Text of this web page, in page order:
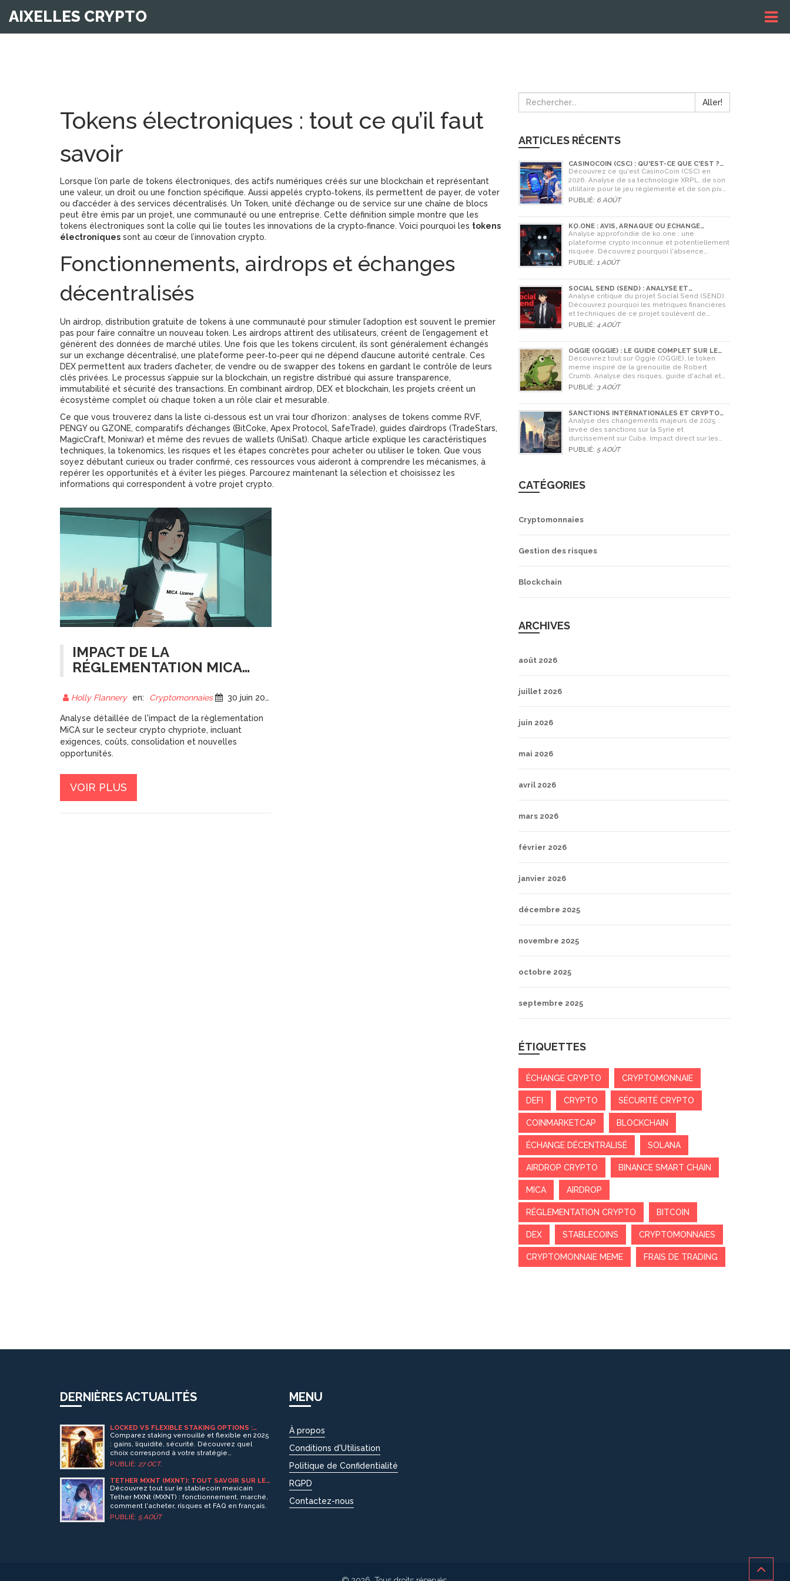
AIXELLES CRYPTO
Tokens électroniques : tout ce qu’il faut
savoir
Lorsque l’on parle de tokens électroniques, des actifs numériques créés sur une blockchain et représentant
une valeur, un droit ou une fonction spécifique. Aussi appelés crypto‑tokens, ils permettent de payer, de voter
ou d’accéder à des services décentralisés. Un Token, unité d’échange ou de service sur une chaîne de blocs
peut être émis par un projet, une communauté ou une entreprise. Cette définition simple montre que les
tokens électroniques sont la colle qui lie toutes les innovations de la crypto‑finance. Voici pourquoi les tokens
électroniques sont au cœur de l’innovation crypto.
Fonctionnements, airdrops et échanges
décentralisés
Un airdrop, distribution gratuite de tokens à une communauté pour stimuler l’adoption est souvent le premier
pas pour faire connaître un nouveau token. Les airdrops attirent des utilisateurs, créent de l’engagement et
génèrent des données de marché utiles. Une fois que les tokens circulent, ils sont généralement échangés
sur un exchange décentralisé, une plateforme peer‑to‑peer qui ne dépend d’aucune autorité centrale. Ces
DEX permettent aux traders d’acheter, de vendre ou de swapper des tokens en gardant le contrôle de leurs
clés privées. Le processus s’appuie sur la blockchain, un registre distribué qui assure transparence,
immutabilité et sécurité des transactions. En combinant airdrop, DEX et blockchain, les projets créent un
écosystème complet où chaque token a un rôle clair et mesurable.
Ce que vous trouverez dans la liste ci‑dessous est un vrai tour d’horizon : analyses de tokens comme RVF,
PENGY ou GZONE, comparatifs d’échanges (BitCoke, Apex Protocol, SafeTrade), guides d’airdrops (TradeStars,
MagicCraft, Moniwar) et même des revues de wallets (UniSat). Chaque article explique les caractéristiques
techniques, la tokenomics, les risques et les étapes concrètes pour acheter ou utiliser le token. Que vous
soyez débutant curieux ou trader confirmé, ces ressources vous aideront à comprendre les mécanismes, à
repérer les opportunités et à éviter les pièges. Parcourez maintenant la sélection et choisissez les
informations qui correspondent à votre projet crypto.
IMPACT DE LA
RÉGLEMENTATION MICA
CRYPTO À CHYPRE
Holly Flannery en: Cryptomonnaies 30 juin 2025
Analyse détaillée de l'impact de la règlementation
MiCA sur le secteur crypto chypriote, incluant
exigences, coûts, consolidation et nouvelles
opportunités.
VOIR PLUS
Aller!
ARTICLES RÉCENTS
CASINOCOIN (CSC) : QU'EST-CE QUE C'EST ?
GUIDE COMPLET, TOKENOMICS ET AVENIR EN
2026
Découvrez ce qu'est CasinoCoin (CSC) en
2026. Analyse de sa technologie XRPL, de son
utilitaire pour le jeu réglementé et de son pivot
stratégique vers LuckyHash.
PUBLIÉ: 6 AOÛT
KO.ONE : AVIS, ARNAQUE OU ÉCHANGE
LÉGITIME ? ANALYSE COMPLÈTE
Analyse approfondie de ko.one : une
plateforme crypto inconnue et potentiellement
risquée. Découvrez pourquoi l'absence
d'information est un danger, comparez avec
PUBLIÉ: 1 AOÛT
SOCIAL SEND (SEND) : ANALYSE ET
AVERTISSEMENTS CRITIQUES POUR 2026
Analyse critique du projet Social Send (SEND).
Découvrez pourquoi les métriques financières
et techniques de ce projet soulèvent de
graves doutes quant à sa légitimité en 2026.
PUBLIÉ: 4 AOÛT
OGGIE (OGGIE) : LE GUIDE COMPLET SUR LE
TOKEN MEME DE LA GRENOUILLE
Découvrez tout sur Oggie (OGGIE), le token
meme inspiré de la grenouille de Robert
Crumb. Analyse des risques, guide d'achat et
comparaison avec Pepe.
PUBLIÉ: 3 AOÛT
SANCTIONS INTERNATIONALES ET CRYPTO
EN SYRIE ET CUBA : L'IMPACT MAJEUR DE 2025
Analyse des changements majeurs de 2025 :
levée des sanctions sur la Syrie et
durcissement sur Cuba. Impact direct sur les
banques, le commerce et l'utilisation des
PUBLIÉ: 5 AOÛT
CATÉGORIES
Cryptomonnaies
Gestion des risques
Blockchain
ARCHIVES
août 2026
juillet 2026
juin 2026
mai 2026
avril 2026
mars 2026
février 2026
janvier 2026
décembre 2025
novembre 2025
octobre 2025
septembre 2025
ÉTIQUETTES
ÉCHANGE CRYPTO CRYPTOMONNAIE
DEFI CRYPTO SÉCURITÉ CRYPTO
COINMARKETCAP BLOCKCHAIN
ÉCHANGE DÉCENTRALISÉ SOLANA
AIRDROP CRYPTO BINANCE SMART CHAIN
MICA AIRDROP
RÉGLEMENTATION CRYPTO BITCOIN
DEX STABLECOINS CRYPTOMONNAIES
CRYPTOMONNAIE MEME FRAIS DE TRADING
DERNIÈRES ACTUALITÉS
LOCKED VS FLEXIBLE STAKING OPTIONS :
QUELLE OPTION CHOISIR POUR VOS
CRYPTOMONNAIES EN 2025 ?
Comparez staking verrouillé et flexible en 2025
: gains, liquidité, sécurité. Découvrez quel
choix correspond à votre stratégie
d'investissement crypto et comment utiliser
PUBLIÉ: 27 OCT.
TETHER MXNT (MXNT): TOUT SAVOIR SUR LE
STABLECOIN MEXICAIN
Découvrez tout sur le stablecoin mexicain
Tether MXNt (MXNT) : fonctionnement, marché,
comment l'acheter, risques et FAQ en français.
PUBLIÉ: 5 AOÛT
MENU
À propos
Conditions d'Utilisation
Politique de Confidentialité
RGPD
Contactez-nous